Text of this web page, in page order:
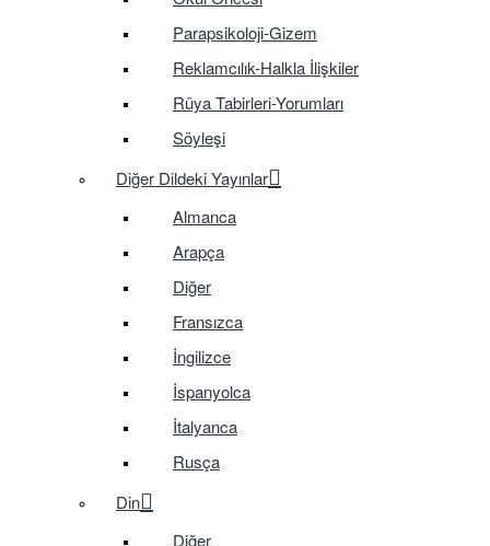
Parapsikoloji-Gizem
Reklamcılık-Halkla İlişkiler
Rüya Tabirleri-Yorumları
Söyleşi
Diğer Dildeki Yayınlar
Almanca
Arapça
Diğer
Fransızca
İngilizce
İspanyolca
İtalyanca
Rusça
Din
Diğer